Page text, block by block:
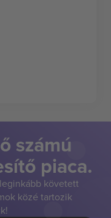
számú
piaca.
követett
közé tartozik